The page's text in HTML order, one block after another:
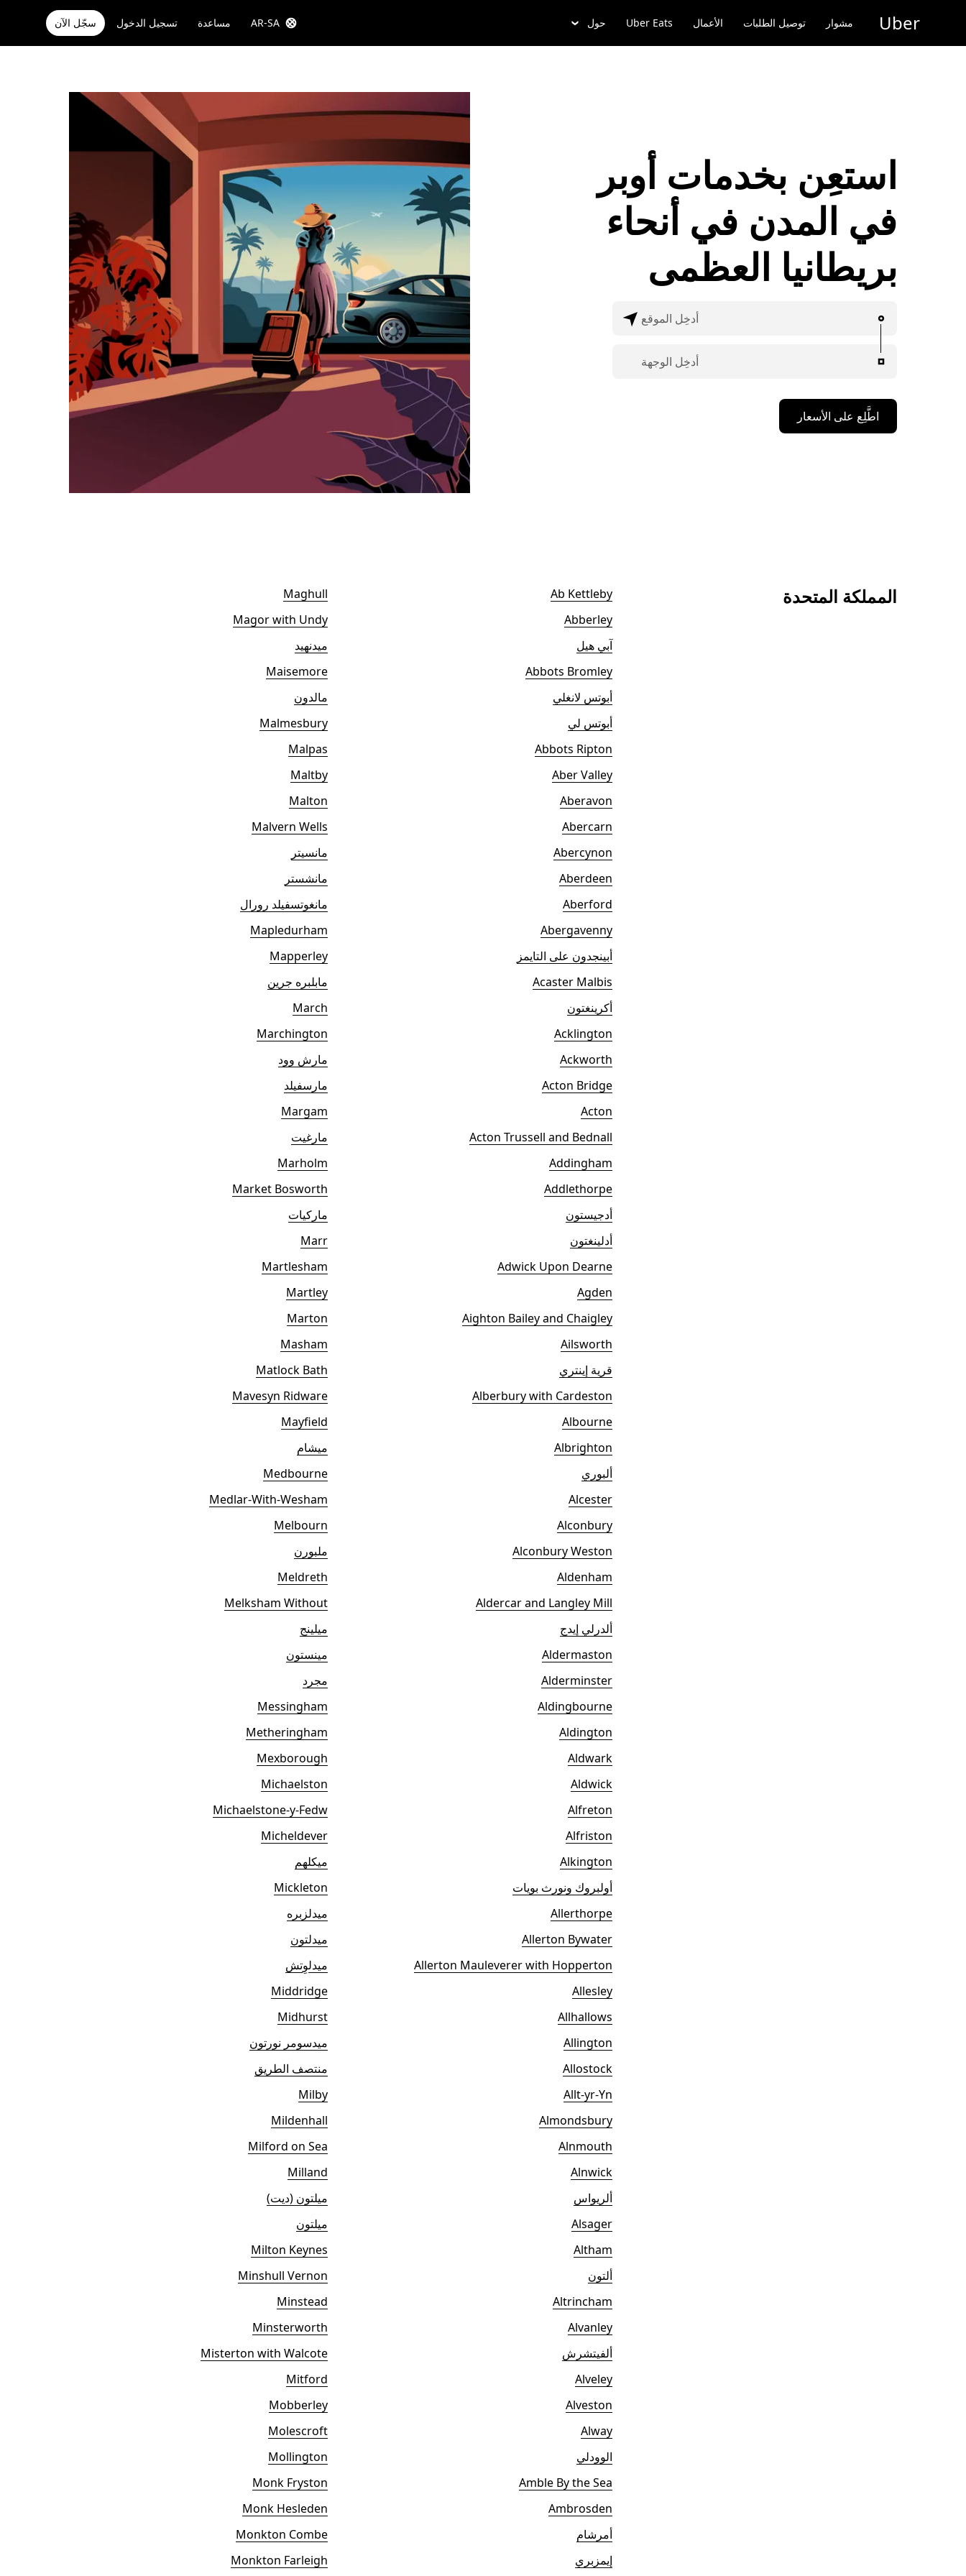
المحتوى
Uber مشوار توصيل الطلبات الأعمال Uber Eats حول AR-SA مساعدة تسجيل الدخول سجّل الآن
استعِن بخدمات أوبر
في المدن في أنحاء
بريطانيا العظمى
أدخِل الموقع
أدخِل الوجهة
اطَّلِع على الأسعار
المملكة المتحدة
Ab Kettleby
Abberley
آبي هيل
Abbots Bromley
أبوتس لانغلي
أبوتس لي
Abbots Ripton
Aber Valley
Aberavon
Abercarn
Abercynon
Aberdeen
Aberford
Abergavenny
أبينجدون على التايمز
Acaster Malbis
أكرينغتون
Acklington
Ackworth
Acton Bridge
Acton
Acton Trussell and Bednall
Addingham
Addlethorpe
أدجيستون
أدلينغتون
Adwick Upon Dearne
Agden
Aighton Bailey and Chaigley
Ailsworth
قرية إينتري
Alberbury with Cardeston
Albourne
Albrighton
ألبوري
Alcester
Alconbury
Alconbury Weston
Aldenham
Aldercar and Langley Mill
ألدرلي إيدج
Aldermaston
Alderminster
Aldingbourne
Aldington
Aldwark
Aldwick
Alfreton
Alfriston
Alkington
أولبروك ونورث بويات
Allerthorpe
Allerton Bywater
Allerton Mauleverer with Hopperton
Allesley
Allhallows
Allington
Allostock
Allt-yr-Yn
Almondsbury
Alnmouth
Alnwick
ألريواس
Alsager
Altham
ألتون
Altrincham
Alvanley
ألفيتشرش
Alveley
Alveston
Alway
الوودلي
Amble By the Sea
Ambrosden
أمرشام
إيمزبري
Maghull
Magor with Undy
ميدنهيد
Maisemore
مالدون
Malmesbury
Malpas
Maltby
Malton
Malvern Wells
مانسيتر
مانشستر
مانغوتسفيلد رورال
Mapledurham
Mapperley
مابلبره جرين
March
Marchington
مارش وود
مارسفيلد
Margam
مارغيت
Marholm
Market Bosworth
ماركيات
Marr
Martlesham
Martley
Marton
Masham
Matlock Bath
Mavesyn Ridware
Mayfield
ميشام
Medbourne
Medlar-With-Wesham
Melbourn
ملبورن
Meldreth
Melksham Without
ميلينج
مينستون
مجرد
Messingham
Metheringham
Mexborough
Michaelston
Michaelstone-y-Fedw
Micheldever
ميكلهم
Mickleton
ميدلزبره
ميدلتون
ميدلوِتش
Middridge
Midhurst
ميدسومر نورتون
منتصف الطريق
Milby
Mildenhall
Milford on Sea
Milland
ميلتون (ديت)
ميلتون
Milton Keynes
Minshull Vernon
Minstead
Minsterworth
Misterton with Walcote
Mitford
Mobberley
Molescroft
Mollington
Monk Fryston
Monk Hesleden
Monkton Combe
Monkton Farleigh